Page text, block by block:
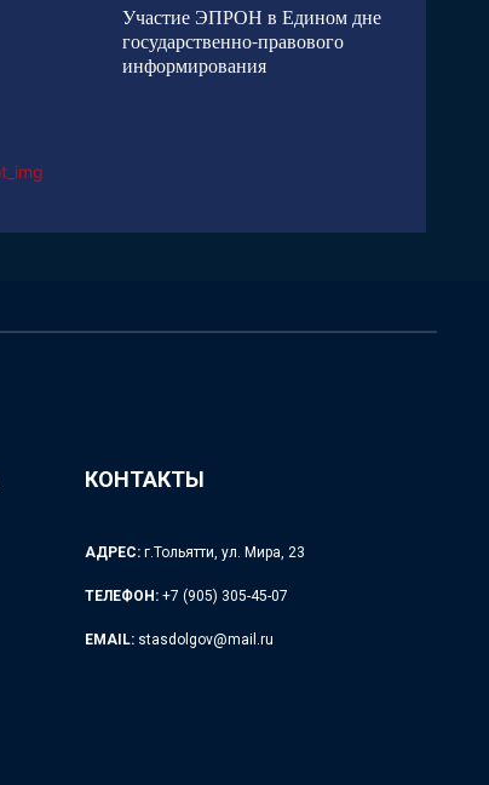
Участие ЭПРОН в Едином дне
государственно-правового
информирования
КОНТАКТЫ
АДРЕС: г.Тольятти, ул. Мира, 23
ТЕЛЕФОН: +7 (905) 305-45-07
EMAIL: stasdolgov@mail.ru